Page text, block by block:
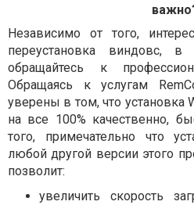
Независимо от того,
переустановка виндовс,
обращайтесь к
Обращаясь к услугам
уверены в том, что установка
на все 100% качественно,
того, примечательно что
любой другой версии этого
позволит:
увеличить скорость